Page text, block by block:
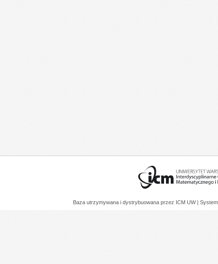
Baza utrzymywana i dystrybuowana przez ICM UW |